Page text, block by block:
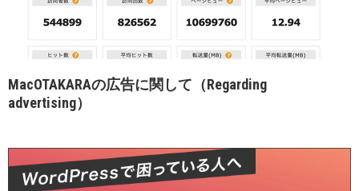
MacOTAKARAの広告に関して（Regarding
advertising）